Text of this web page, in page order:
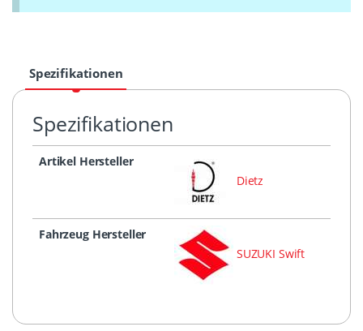
Spezifikationen
Spezifikationen
Artikel Hersteller
Dietz
Fahrzeug Hersteller
SUZUKI Swift